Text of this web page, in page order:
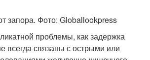
запора. Фото: Globallookpress
проблемы, как задержка
всегда связаны с острыми или